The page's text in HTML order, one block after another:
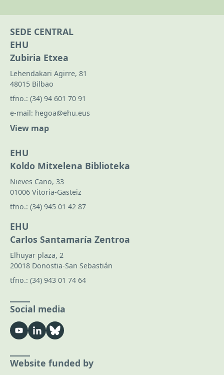
SEDE CENTRAL
EHU
Zubiria Etxea
Lehendakari Agirre, 81
48015 Bilbao
tfno.: (34) 94 601 70 91
e-mail: hegoa@ehu.eus
View map
EHU
Koldo Mitxelena Biblioteka
Nieves Cano, 33
01006 Vitoria-Gasteiz
tfno.: (34) 945 01 42 87
EHU
Carlos Santamaría Zentroa
Elhuyar plaza, 2
20018 Donostia-San Sebastián
tfno.: (34) 943 01 74 64
Social media
Website funded by